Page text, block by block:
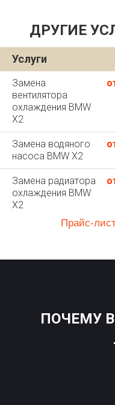
ДРУГИЕ
Услуги
Замена
вентилятора
охлаждения BMW
X2
Замена водяного
насоса BMW X2
Замена радиатора
охлаждения BMW
X2
Прайс-
ПОЧЕМУ